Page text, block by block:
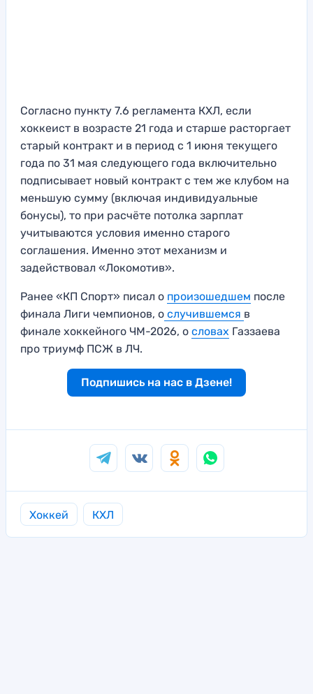
Согласно пункту 7.6 регламента КХЛ, если
хоккеист в возрасте 21 года и старше расторгает
старый контракт и в период с 1 июня текущего
года по 31 мая следующего года включительно
подписывает новый контракт с тем же клубом на
меньшую сумму (включая индивидуальные
бонусы), то при расчёте потолка зарплат
учитываются условия именно старого
соглашения. Именно этот механизм и
задействовал «Локомотив».
Ранее «КП Спорт» писал о произошедшем после
финала Лиги чемпионов, о случившемся в
финале хоккейного ЧМ-2026, о словах Газзаева
про триумф ПСЖ в ЛЧ.
Подпишись на нас в Дзене!
Хоккей КХЛ